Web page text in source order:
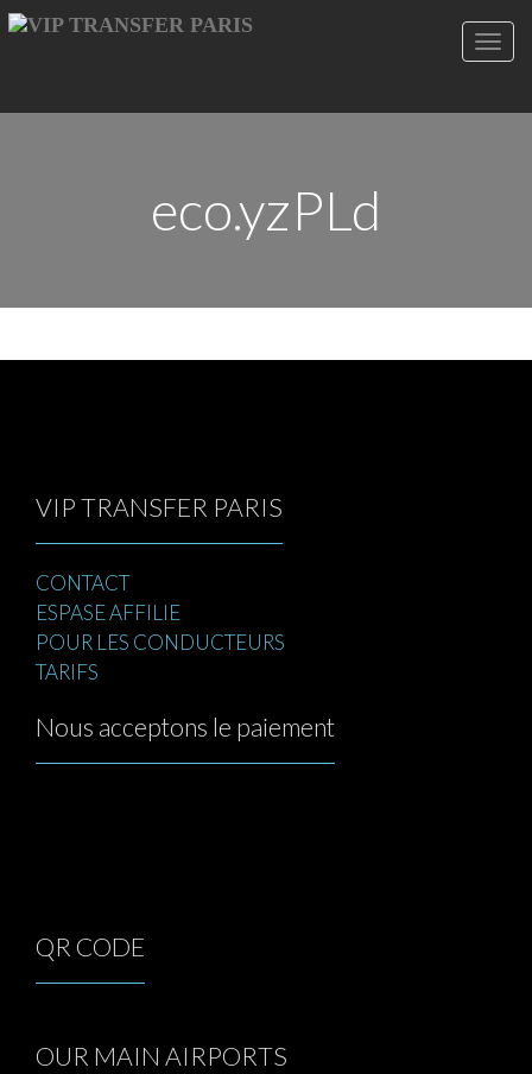
eco.yzPLd
VIP TRANSFER PARIS
CONTACT
ESPASE AFFILIE
POUR LES CONDUCTEURS
TARIFS
Nous acceptons le paiement
QR CODE
OUR MAIN AIRPORTS